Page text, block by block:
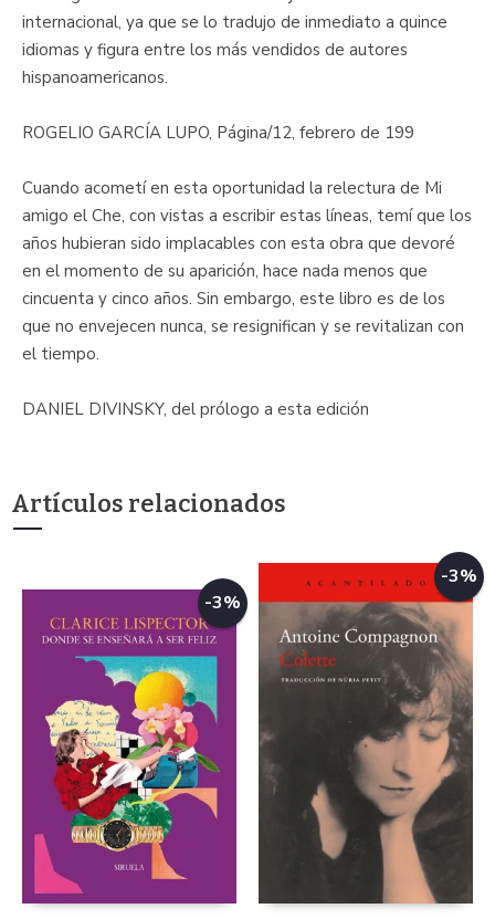
internacional, ya que se lo tradujo de inmediato a quince
idiomas y figura entre los más vendidos de autores
hispanoamericanos.
ROGELIO GARCÍA LUPO, Página/12, febrero de 199
Cuando acometí en esta oportunidad la relectura de Mi
amigo el Che, con vistas a escribir estas líneas, temí que los
años hubieran sido implacables con esta obra que devoré
en el momento de su aparición, hace nada menos que
cincuenta y cinco años. Sin embargo, este libro es de los
que no envejecen nunca, se resignifican y se revitalizan con
el tiempo.
DANIEL DIVINSKY, del prólogo a esta edición
Artículos relacionados
-3%
-3%